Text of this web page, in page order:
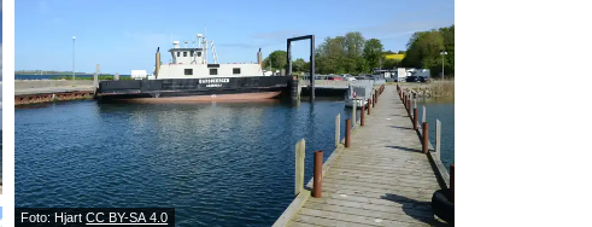
Foto: HjartCC BY-SA 4.0